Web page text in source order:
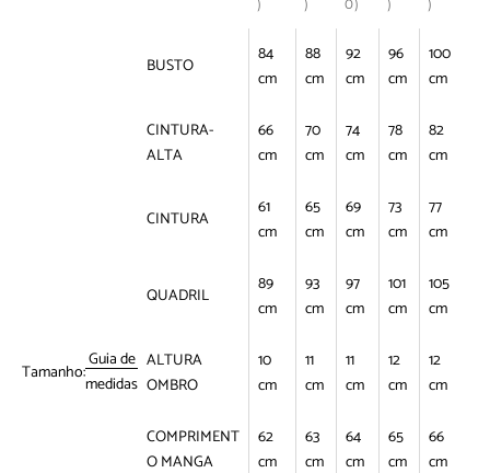
Tamanho:Guia de
medidas
) ) 0) ) )
BUSTO
84
cm
88
cm
92
cm
96
cm
100
cm
CINTURA-
ALTA
66
cm
70
cm
74
cm
78
cm
82
cm
CINTURA
61
cm
65
cm
69
cm
73
cm
77
cm
QUADRIL
89
cm
93
cm
97
cm
101
cm
105
cm
ALTURA
OMBRO
10
cm
11
cm
11
cm
12
cm
12
cm
COMPRIMENT
O MANGA
62
cm
63
cm
64
cm
65
cm
66
cm